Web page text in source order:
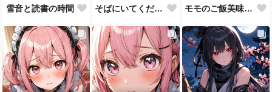
雪音と読書の時間 そばにいてください♥ モモのご飯美味しい？